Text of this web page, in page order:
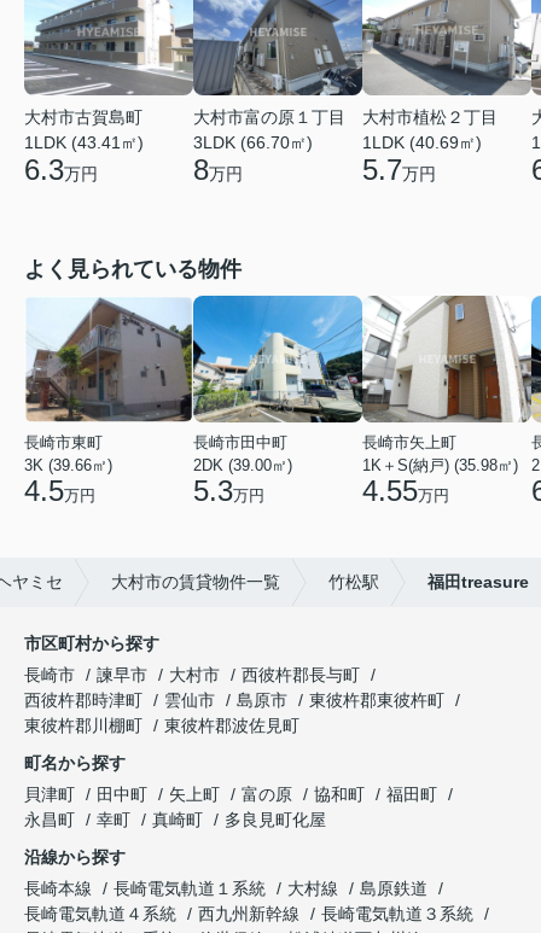
大村市古賀島町
1LDK (43.41㎡)
6.3万円
大村市富の原１丁目
3LDK (66.70㎡)
8万円
大村市植松２丁目
1LDK (40.69㎡)
5.7万円
よく見られている物件
長崎市東町
3K (39.66㎡)
4.5万円
長崎市田中町
2DK (39.00㎡)
5.3万円
長崎市矢上町
1K＋S(納戸) (35.98㎡)
4.55万円
ヤミセ 大村市の賃貸物件一覧 竹松駅 福田treasure
市区町村から探す
長崎市
諫早市 大村市
西彼杵郡長与町
西彼杵郡時津町
雲仙市 島原市
東彼杵郡東彼杵町
東彼杵郡川棚町
東彼杵郡波佐見町
町名から探す
貝津町
田中町 矢上町 富の原 協和町
福田町
永昌町
幸町 真崎町
多良見町化屋
沿線から探す
長崎本線
長崎電気軌道１系統 大村線
島原鉄道
長崎電気軌道４系統
西九州新幹線
長崎電気軌道３系統